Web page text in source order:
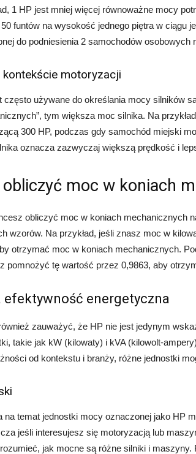
1 HP jest mniej więcej równoważne mocy
funtów na wysokość jednego piętra w ciągu
do podniesienia 2 samochodów
kontekście motoryzacji
często używane do określania mocy silników
tym większa moc silnika. Na
300 HP, podczas gdy samochód miejski
oznacza zazwyczaj większą prędkość i
moc w koniach
obliczyć moc w koniach mechanicznych
wzorów. Na przykład, jeśli znasz moc w
otrzymać moc w koniach mechanicznych.
pomnożyć tę wartość przez 0,9863, aby
efektywność energetyczna
zauważyć, że HP nie jest jedynym
takie jak kW (kilowaty) i kVA (kilowolt-
od kontekstu i branży, różne jednostki
na temat jednostki mocy oznaczonej jako HP
jeśli interesujesz się motoryzacją lub
jak mocne są różne silniki i